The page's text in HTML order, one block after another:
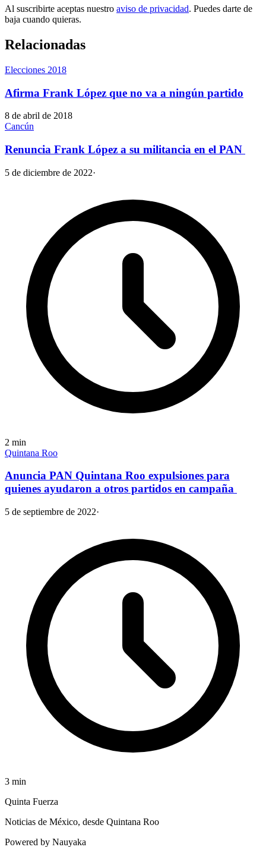
Al suscribirte aceptas nuestro aviso de privacidad. Puedes darte de
baja cuando quieras.
Relacionadas
Elecciones 2018
Afirma Frank López que no va a ningún partido
8 de abril de 2018
Cancún
Renuncia Frank López a su militancia en el PAN
5 de diciembre de 2022·
2 min
Quintana Roo
Anuncia PAN Quintana Roo expulsiones para
quienes ayudaron a otros partidos en campaña
5 de septiembre de 2022·
3 min
Quinta Fuerza
Noticias de México, desde Quintana Roo
Powered by Nauyaka